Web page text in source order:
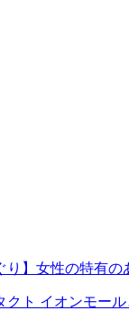
り】女性の特有の
クト イオンモー